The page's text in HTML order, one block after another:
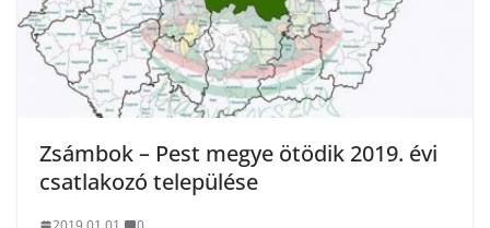
Zsámbok – Pest megye ötödik 2019. évi
csatlakozó települése